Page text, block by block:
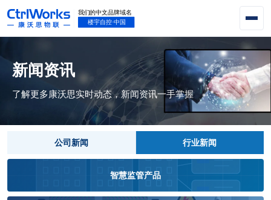
新闻资讯
了解更多康沃思实时动态，新闻资讯一手掌握
公司新闻 行业新闻
智慧监管产品